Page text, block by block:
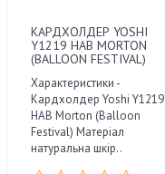
КАРДХОЛДЕР YOSHI
Y1219 HAB MORTON
(BALLOON FESTIVAL)
Характеристики -
Кардхолдер Yoshi Y1219
HAB Morton (Balloon
Festival) Матеріал
натуральна шкір..